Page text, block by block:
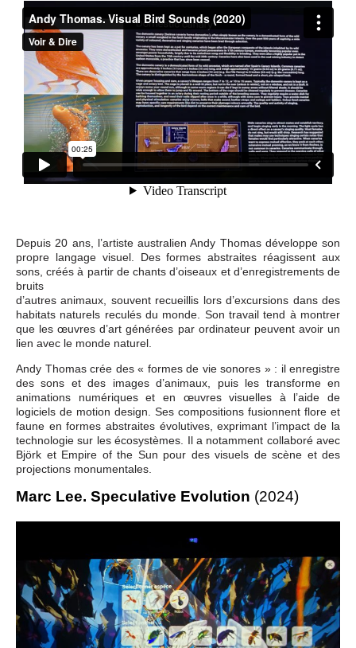
Depuis 20 ans, l’artiste australien Andy Thomas développe son
propre langage visuel. Des formes abstraites réagissent aux
sons, créés à partir de chants d’oiseaux et d’enregistrements de
bruits
d’autres animaux, souvent recueillis lors d’excursions dans des
habitats naturels reculés du monde. Son travail tend à montrer
que les œuvres d’art générées par ordinateur peuvent avoir un
lien avec le monde naturel.
Andy Thomas crée des « formes de vie sonores » : il enregistre
des sons et des images d’animaux, puis les transforme en
animations numériques et en œuvres visuelles à l’aide de
logiciels de motion design. Ses compositions fusionnent flore et
faune en formes abstraites évolutives, exprimant l’impact de la
technologie sur les écosystèmes. Il a notamment collaboré avec
Björk et Empire of the Sun pour des visuels de scène et des
projections monumentales.
Marc Lee. Speculative Evolution (2024)